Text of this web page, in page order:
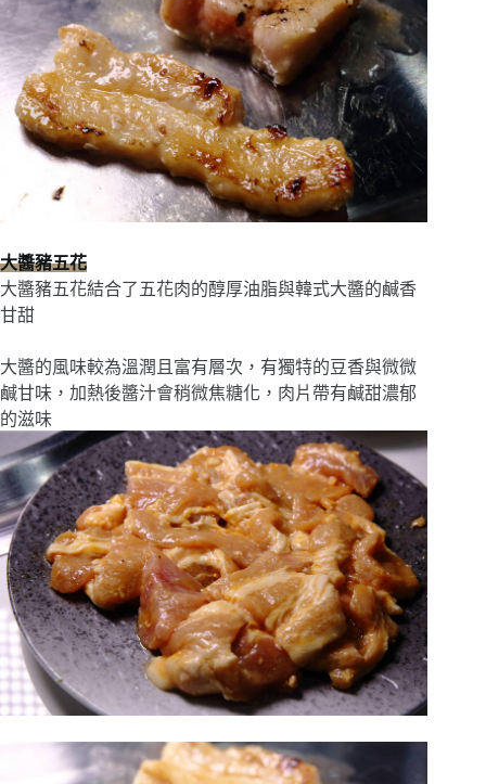
大醬豬五花
大醬豬五花結合了五花肉的醇厚油脂與韓式大醬的鹹香
甘甜
大醬的風味較為溫潤且富有層次，有獨特的豆香與微微
鹹甘味，加熱後醬汁會稍微焦糖化，肉片帶有鹹甜濃郁
的滋味